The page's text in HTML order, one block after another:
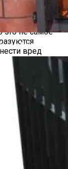
Лучше Для
что
это не самое
вред
варианта:
после
избежать
Диетологи
богатых
время
и овощей!